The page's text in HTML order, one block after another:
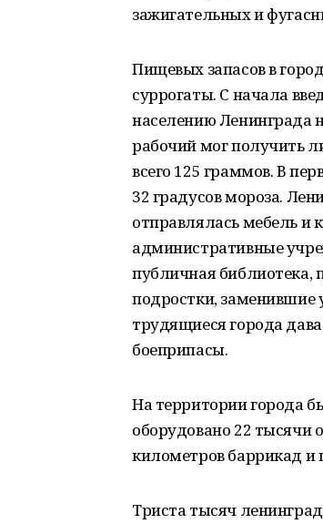
зажигательных и
Пищевых запасов в
суррогаты. С начала
населению Ленинграда
рабочий мог получить
всего 125 граммов. В
32 градусов мороза.
отправлялась мебель и
административные
публичная библиотека,
подростки,
трудящиеся города
боеприпасы.
На территории города
оборудовано 22 тысячи
километров баррикад и
Триста тысяч